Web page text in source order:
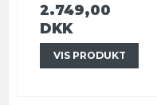
2.749,00
DKK
VIS PRODUKT